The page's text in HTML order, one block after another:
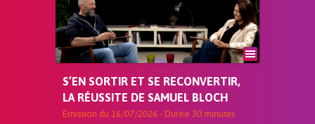
S’EN SORTIR ET SE RECONVERTIR,
LA RÉUSSITE DE SAMUEL BLOCH
Emission du 16/07/2026 - Durée 30 minutes